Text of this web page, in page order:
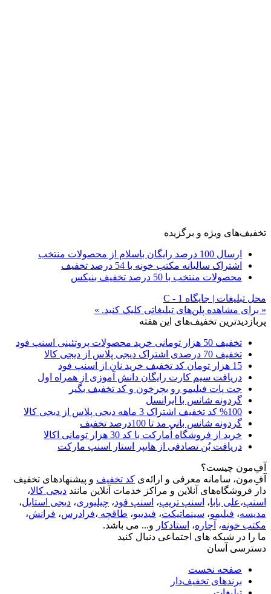
تخفیف‌های ویژه و برگزیده
ارسال 100 درصد رایگان باسلام از محصولات منتخب
اشتراک سالیانه مکتب خونه با 54 درصد تخفیف
محصولات منتخب با 50 درصد تخفیف بنیکس
محل تبلیغات | جایگاه C - 1
« برای مشاهده پلن‌های تبلیغاتی کلیک کنید. »
پربازدیدترین تخفیف‌های این هفته
تخفیف 50 هزار تومانی خرید محصولات پروتئینی اسنپ فود
تخفیف 70 درصدی اشتراک دیجی پلاس از دیجی کالا
15 هزار تومان کد تخفیف خرید نان از اسنپ فود
دریافت سیم کارت رایگان دانش آموزی از همراه اول
جت پات فیلیمو رو بچرخون و کد تخفیف بگیر
گردونه شانس با ایرانسل
%100 کد تخفیف اشتراک 3 ماهه دیجی پلاس از دیجی کالا
گردونه شانس بانی مد تا 100درصد تخفیف
خرید از فروشگاه اُمارکت با کد 30 هزار تومانی اکالا
دریافت بُن تصادفی از هایپر استار اسنپ مارکت
آفِ‌مون چیست؟
آفِ‌مون، سامانه معرفی و ارائه‌ی کد تخفیف و پیشنهادهای تخفیف
دار فروشگاه‌های آنلاین و مراکز خدمات آنلاین مانند دیجی کالا،
اسنپ،علی بابا، اسنپ تریپ، اسنپ فود، چیلیوری، دیجی استایل،
مدیسه، فیلیمو، سینماتیکت، فیدیبو، طاقچه ،فرادرس، فرانش،
مکتب خونه، آچاره، استادکار و... می باشد.
ما را در شبکه های اجتماعی دنبال کنید
دسترسی آسان
صفحه نخست
برندهای تخفیف‌دار